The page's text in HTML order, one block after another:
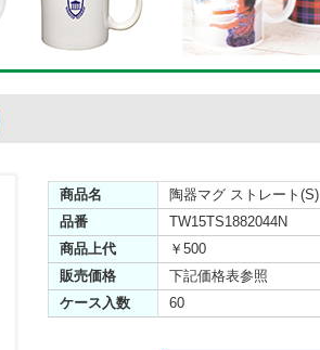
商品名
陶器マグ ストレート(S)
品番
TW15TS1882044N
商品上代
￥500
販売価格
下記価格表参照
ケース入数
60